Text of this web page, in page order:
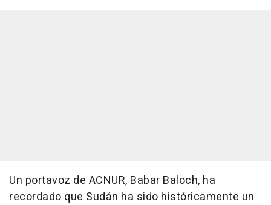
Un portavoz de ACNUR, Babar Baloch, ha
recordado que Sudán ha sido históricamente un